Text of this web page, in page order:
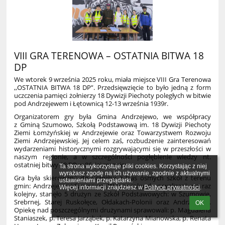
Ta strona wykorzystuje pliki cookies. Korzystając z niej
wyrażasz zgodę na ich używanie, zgodnie z aktualnymi
ustawieniami przeglądarki.
Więcej informacji znajdziesz w Polityce prywatności.
OK
VIII GRA TERENOWA – OSTATNIA BITWA 18
DP
We wtorek 9 września 2025 roku, miała miejsce VIII Gra Terenowa
,,OSTATNIA BITWA 18 DP”. Przedsięwzięcie to było jedną z form
uczczenia pamięci żołnierzy 18 Dywizji Piechoty poległych w bitwie
pod Andrzejewem i Łętownicą 12-13 września 1939r.
Organizatorem gry była Gmina Andrzejewo, we współpracy
z Gminą Szumowo, Szkołą Podstawową im. 18 Dywizji Piechoty
Ziemi Łomżyńskiej w Andrzejewie oraz Towarzystwem Rozwoju
Ziemi Andrzejewskiej. Jej celem zaś, rozbudzenie zainteresowań
wydarzeniami historycznymi rozgrywającymi się w przeszłości w
naszym regionie, a w szczególności pogłębienie wiedzy nt.
ostatniej bitwy 18 DP w 86. jej rocznicę.
Gra była skierowana do uczniów z klas ósmych szkół z terenu
gmin: Andrzejewo i Szumowo. W tym roku do rywalizacji, po raz
kolejny, stanęło 5 drużyn ze Szkół Podstawowych: w Szumowie,
Srebrnej, Starej Ruskołęce, Ołdakach-Polonii oraz Andrzejewie.
Opiekę nad poszczególnymi drużynami sprawowali: p. Magdalena
Staniaszek, p. Teresa Jarząbek, p. Katarzyna Mianowska, p. Renata